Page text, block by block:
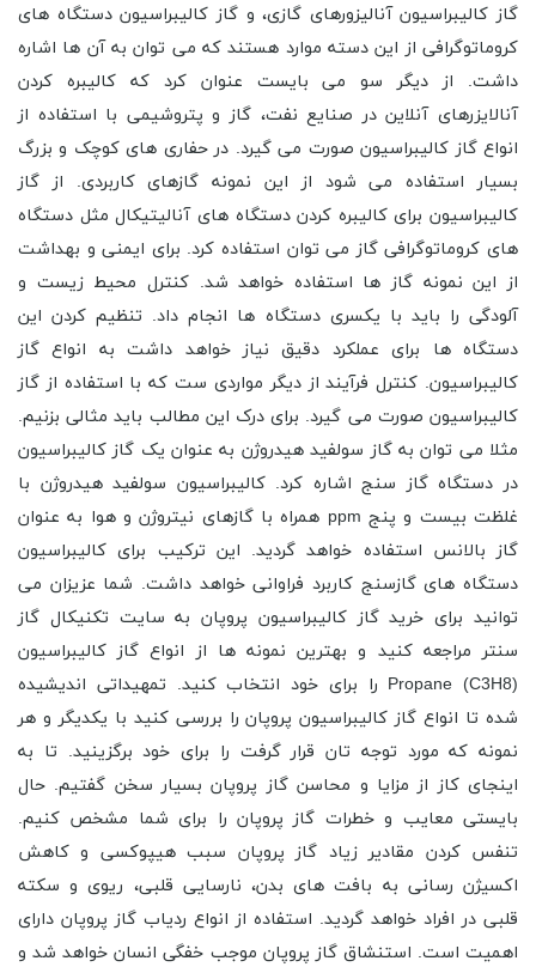
گاز کالیبراسیون آنالیزورهای گازی، و گاز کالیبراسیون دستگاه های
کروماتوگرافی از این دسته موارد هستند که می توان به آن ها اشاره
داشت. از دیگر سو می بایست عنوان کرد که کالیبره کردن
آنالایزرهای آنلاین در صنایع نفت، گاز و پتروشیمی با استفاده از
انواع گاز کالیبراسیون صورت می گیرد. در حفاری های کوچک و بزرگ
بسیار استفاده می شود از این نمونه گازهای کاربردی. از گاز
کالیبراسیون برای کالیبره کردن دستگاه های آنالیتیکال مثل دستگاه
های کروماتوگرافی گاز می توان استفاده کرد. برای ایمنی و بهداشت
از این نمونه گاز ها استفاده خواهد شد. کنترل محیط زیست و
آلودگی را باید با یکسری دستگاه ها انجام داد. تنظیم کردن این
دستگاه ها برای عملکرد دقیق نیاز خواهد داشت به انواع گاز
کالیبراسیون. کنترل فرآیند از دیگر مواردی ست که با استفاده از گاز
کالیبراسیون صورت می گیرد. برای درک این مطالب باید مثالی بزنیم.
مثلا می توان به گاز سولفید هیدروژن به عنوان یک گاز کالیبراسیون
در دستگاه گاز سنج اشاره کرد. کالیبراسیون سولفید هیدروژن با
غلظت بیست و پنج ppm همراه با گازهای نیتروژن و هوا به عنوان
گاز بالانس استفاده خواهد گردید. این ترکیب برای کالیبراسیون
دستگاه های گازسنج کاربرد فراوانی خواهد داشت. شما عزیزان می
توانید برای خرید گاز کالیبراسیون پروپان به سایت تکنیکال گاز
سنتر مراجعه کنید و بهترین نمونه ها از انواع گاز کالیبراسیون
Propane (C3H8) را برای خود انتخاب کنید. تمهیداتی اندیشیده
شده تا انواع گاز کالیبراسیون پروپان را بررسی کنید با یکدیگر و هر
نمونه که مورد توجه تان قرار گرفت را برای خود برگزینید. تا به
اینجای کاز از مزایا و محاسن گاز پروپان بسیار سخن گفتیم. حال
بایستی معایب و خطرات گاز پروپان را برای شما مشخص کنیم.
تنفس کردن مقادیر زیاد گاز پروپان سبب هیپوکسی و کاهش
اکسیژن ‌رسانی به بافت ‌های بدن، نارسایی قلبی، ریوی و سکته
قلبی در افراد خواهد گردید. استفاده از انواع ردیاب گاز پروپان دارای
اهمیت است. استنشاق گاز پروپان موجب خفگی انسان خواهد شد و